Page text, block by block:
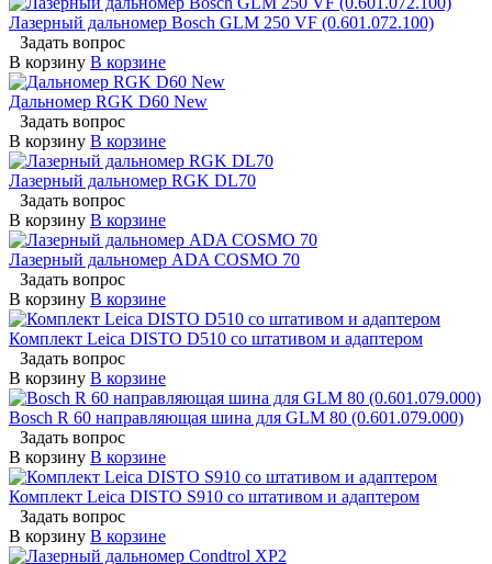
Лазерный дальномер Bosch GLM 250 VF (0.601.072.100)
Задать вопрос
В корзину В корзине
Дальномер RGK D60 New
Задать вопрос
В корзину В корзине
Лазерный дальномер RGK DL70
Задать вопрос
В корзину В корзине
Лазерный дальномер ADA COSMO 70
Задать вопрос
В корзину В корзине
Комплект Leica DISTO D510 со штативом и адаптером
Задать вопрос
В корзину В корзине
Bosch R 60 направляющая шина для GLM 80 (0.601.079.000)
Задать вопрос
В корзину В корзине
Комплект Leica DISTO S910 со штативом и адаптером
Задать вопрос
В корзину В корзине